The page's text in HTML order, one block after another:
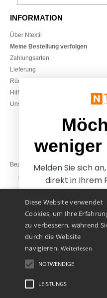
INFORMATION
Über Ntextil
Meine Bestellung verfolgen
Zahlungsarten
Lieferung
Rückerstattungen / Rückgaben
Hilfe & FAQs
Unsere Engagements
Bezahlung mit
Unsere Paketzusteller
Diese Website verwendet
Cookies, um Ihre
zu verbessern, während
durch die Website
navigieren. Weiterlesen
NOTWENDIGE
LEISTUNGS
weniger
Melden Sie sich
direkt in Ihrem
Ja, ich